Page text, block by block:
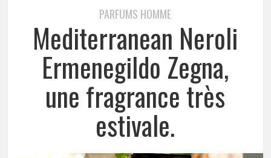
PARFUMS HOMME
Mediterranean Neroli
Ermenegildo Zegna,
une fragrance très
estivale.